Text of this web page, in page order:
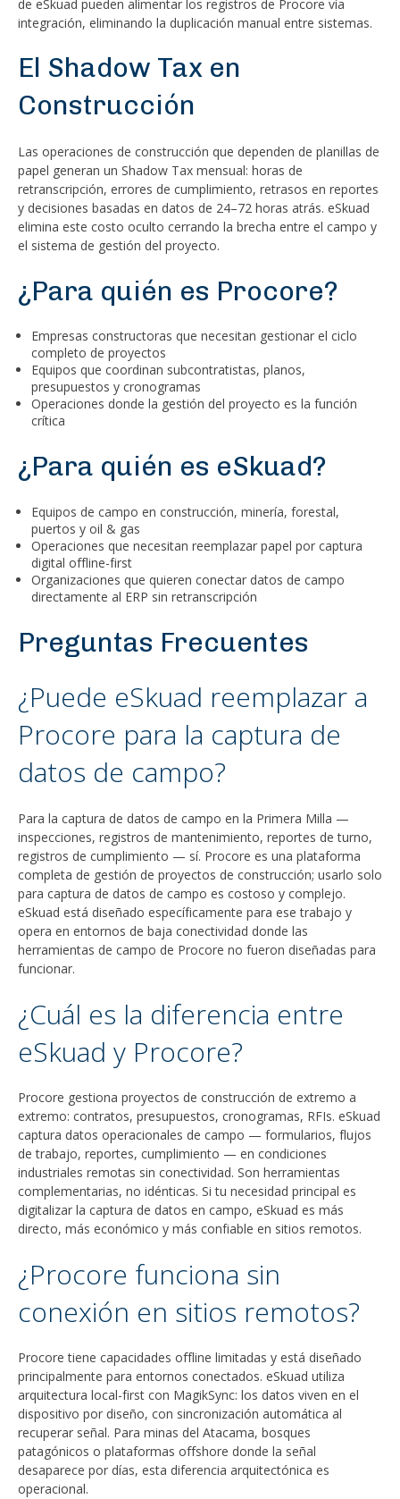
de eSkuad pueden alimentar los registros de Procore vía
integración, eliminando la duplicación manual entre sistemas.
El Shadow Tax en
Construcción
Las operaciones de construcción que dependen de planillas de
papel generan un Shadow Tax mensual: horas de
retranscripción, errores de cumplimiento, retrasos en reportes
y decisiones basadas en datos de 24–72 horas atrás. eSkuad
elimina este costo oculto cerrando la brecha entre el campo y
el sistema de gestión del proyecto.
¿Para quién es Procore?
Empresas constructoras que necesitan gestionar el ciclo
completo de proyectos
Equipos que coordinan subcontratistas, planos,
presupuestos y cronogramas
Operaciones donde la gestión del proyecto es la función
crítica
¿Para quién es eSkuad?
Equipos de campo en construcción, minería, forestal,
puertos y oil & gas
Operaciones que necesitan reemplazar papel por captura
digital offline-first
Organizaciones que quieren conectar datos de campo
directamente al ERP sin retranscripción
Preguntas Frecuentes
¿Puede eSkuad reemplazar a
Procore para la captura de
datos de campo?
Para la captura de datos de campo en la Primera Milla —
inspecciones, registros de mantenimiento, reportes de turno,
registros de cumplimiento — sí. Procore es una plataforma
completa de gestión de proyectos de construcción; usarlo solo
para captura de datos de campo es costoso y complejo.
eSkuad está diseñado específicamente para ese trabajo y
opera en entornos de baja conectividad donde las
herramientas de campo de Procore no fueron diseñadas para
funcionar.
¿Cuál es la diferencia entre
eSkuad y Procore?
Procore gestiona proyectos de construcción de extremo a
extremo: contratos, presupuestos, cronogramas, RFIs. eSkuad
captura datos operacionales de campo — formularios, flujos
de trabajo, reportes, cumplimiento — en condiciones
industriales remotas sin conectividad. Son herramientas
complementarias, no idénticas. Si tu necesidad principal es
digitalizar la captura de datos en campo, eSkuad es más
directo, más económico y más confiable en sitios remotos.
¿Procore funciona sin
conexión en sitios remotos?
Procore tiene capacidades offline limitadas y está diseñado
principalmente para entornos conectados. eSkuad utiliza
arquitectura local-first con MagikSync: los datos viven en el
dispositivo por diseño, con sincronización automática al
recuperar señal. Para minas del Atacama, bosques
patagónicos o plataformas offshore donde la señal
desaparece por días, esta diferencia arquitectónica es
operacional.